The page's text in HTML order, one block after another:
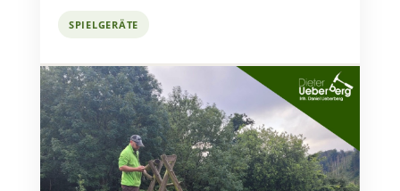
SPIELGERÄTE